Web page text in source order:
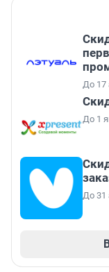
До 17
До 1
До 31